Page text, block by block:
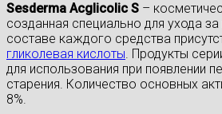
Sesderma Acglicolic S –
созданная специально для ухода
составе каждого средства
гликолевая кислоты. Продукты
для использования при появлении
старения. Количество основных
8%.